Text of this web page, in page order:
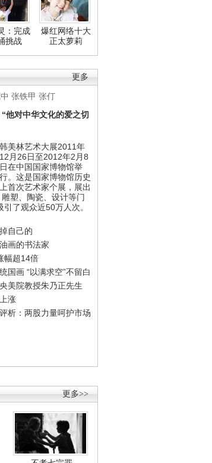
：完成
挑战
爆红网络十大
正太萝莉
更多
张铁甲 张仃
他对中华文化的爱之切
韩美林艺术大展2011年
12月26日至2012年2月8
日在中国国家博物馆举
行。这是国家博物馆历史
上首次艺术家个展，展出
塑、陶瓷、设计等门
了观众近50万人次。
自己的
画的书法家
幅超14倍
国画 “以满求空”不留白
美院教授朱乃正先生
涨
析：两股力量呵护市场
更多>>